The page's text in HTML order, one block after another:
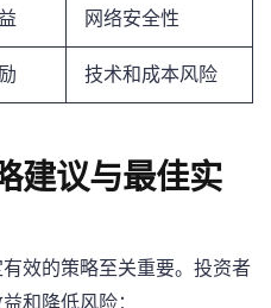
网络安全性
技术和成本风险
建议与最佳实
效的策略至关重要。投资者
和降低风险：